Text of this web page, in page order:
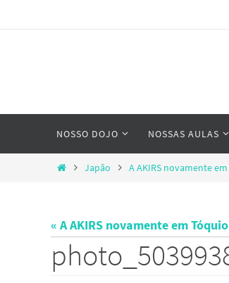
content
NOSSO DOJO NOSSAS AULAS
HomeJapão A AKIRS novamente
« A AKIRS novamente em